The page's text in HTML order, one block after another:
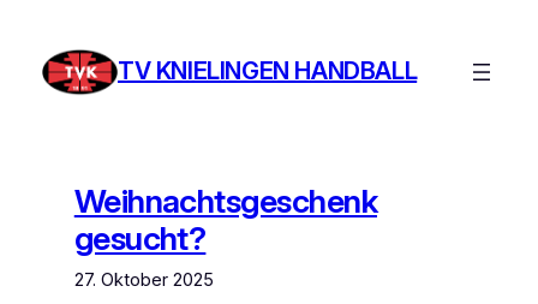
springen
TV KNIELINGEN HANDBALL
Weihnachtsgeschenk
gesucht?
27. Oktober 2025